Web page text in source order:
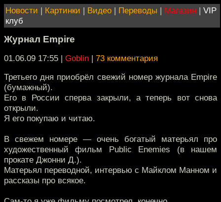
Новости | Картинки | Видео | Переводы | Магазин | VIP
клуб
Журнал Empire
01.06.09 17:55 | Goblin | 73 комментария
Третьего дня приобрёл свежий номер журнала Empire
(бумажный).
Его в России сперва закрыли, а теперь вот снова
открыли.
Я его покупаю и читаю.
В свежем номере — очень богатый матерьял про
художественный фильм Public Enemies (в нашем
прокате Джонни Д.).
Матерьял переводной, интервью с Майклом Манном и
рассказы про всякое.